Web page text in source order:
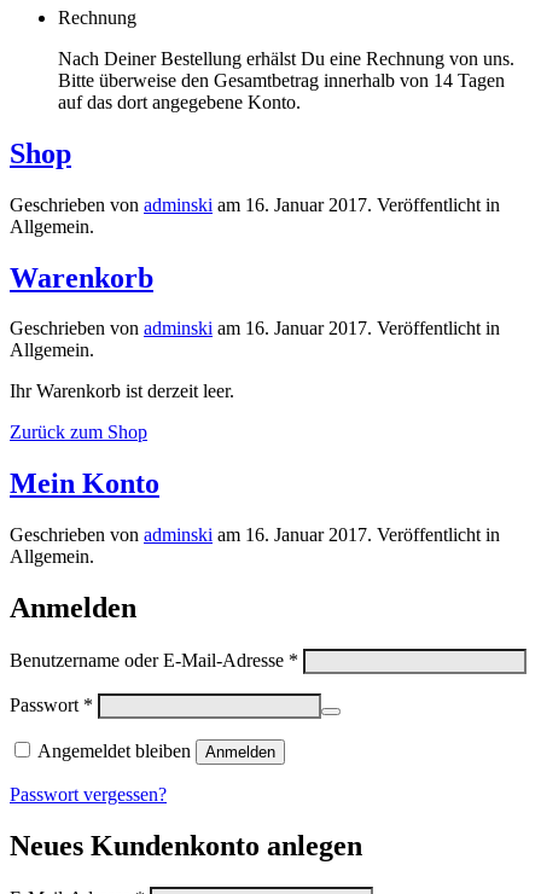
Rechnung
Nach Deiner Bestellung erhälst Du eine Rechnung von uns.
Bitte überweise den Gesamtbetrag innerhalb von 14 Tagen
auf das dort angegebene Konto.
Shop
Geschrieben von adminski am 16. Januar 2017. Veröffentlicht in
Allgemein.
Warenkorb
Geschrieben von adminski am 16. Januar 2017. Veröffentlicht in
Allgemein.
Ihr Warenkorb ist derzeit leer.
Zurück zum Shop
Mein Konto
Geschrieben von adminski am 16. Januar 2017. Veröffentlicht in
Allgemein.
Anmelden
Benutzername oder E-Mail-Adresse * Erforderlich
Passwort * Erforderlich
Angemeldet bleiben Anmelden
Passwort vergessen?
Neues Kundenkonto anlegen